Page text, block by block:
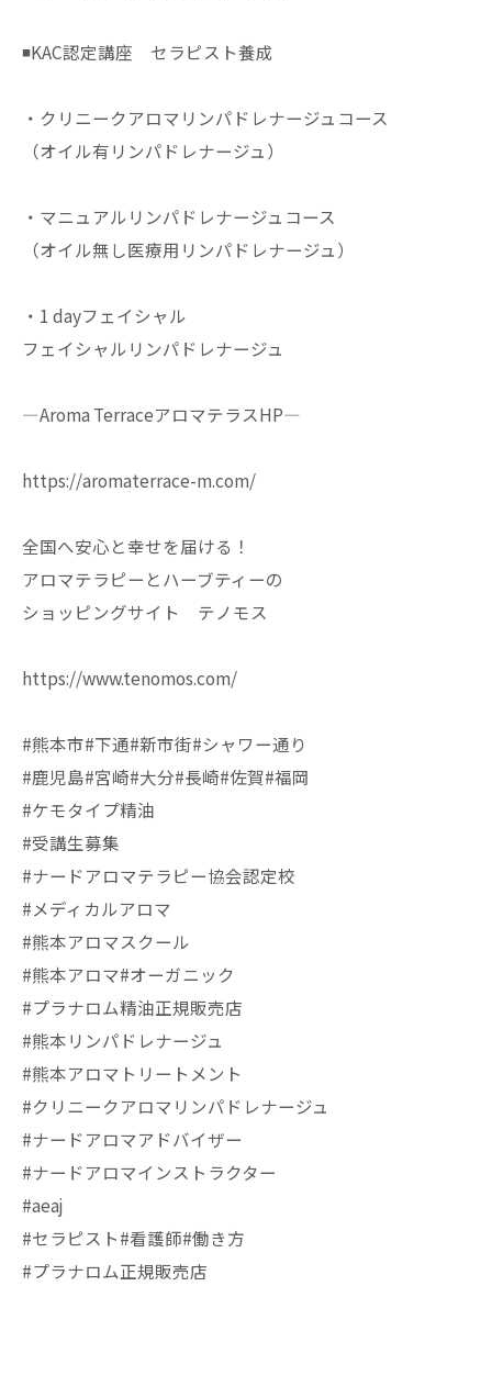
◾️KAC認定講座 セラピスト養成
・クリニークアロマリンパドレナージュコース
（オイル有リンパドレナージュ）
・マニュアルリンパドレナージュコース
（オイル無し医療用リンパドレナージュ）
・1 dayフェイシャル
フェイシャルリンパドレナージュ
—Aroma TerraceアロマテラスHP—
https://aromaterrace-m.com/
全国へ安心と幸せを届ける！
アロマテラピーとハーブティーの
ショッピングサイト テノモス
https://www.tenomos.com/
#熊本市#下通#新市街#シャワー通り
#鹿児島#宮崎#大分#長崎#佐賀#福岡
#ケモタイプ精油
#受講生募集
#ナードアロマテラピー協会認定校
#メディカルアロマ
#熊本アロマスクール
#熊本アロマ#オーガニック
#プラナロム精油正規販売店
#熊本リンパドレナージュ
#熊本アロマトリートメント
#クリニークアロマリンパドレナージュ
#ナードアロマアドバイザー
#ナードアロマインストラクター
#aeaj
#セラピスト#看護師#働き方
#プラナロム正規販売店